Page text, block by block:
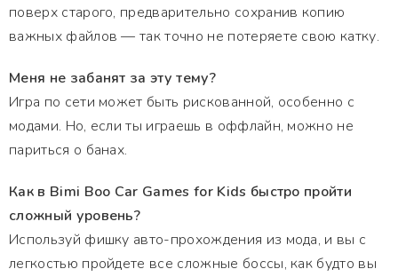
поверх старого, предварительно сохранив копию
важных файлов — так точно не потеряете свою катку.
Меня не забанят за эту тему?
Игра по сети может быть рискованной, особенно с
модами. Но, если ты играешь в оффлайн, можно не
париться о банах.
Как в Bimi Boo Car Games for Kids быстро пройти
сложный уровень?
Используй фишку авто-прохождения из мода, и вы с
легкостью пройдете все сложные боссы, как будто вы